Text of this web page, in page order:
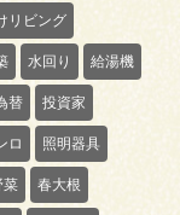
リビング
水回り 給湯機
替 投資家
ロ 照明器具
菜 春大根